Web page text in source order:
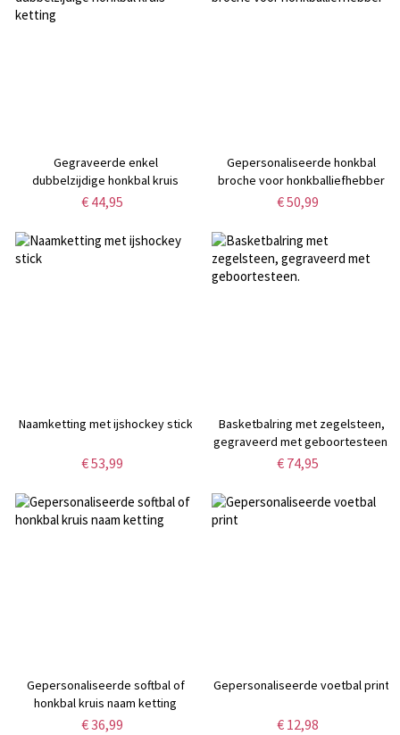
Gegraveerde enkel
dubbelzijdige honkbal kruis
ketting
€ 44,95
Gepersonaliseerde honkbal
broche voor honkballiefhebber
€ 50,99
Naamketting met ijshockey stick
€ 53,99
Basketbalring met zegelsteen,
gegraveerd met geboortesteen.
€ 74,95
Gepersonaliseerde softbal of
honkbal kruis naam ketting
€ 36,99
Gepersonaliseerde voetbal print
€ 12,98